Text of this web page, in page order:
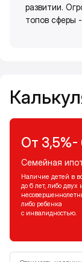
развитии.
топов сферы
От 3,5%-
Семейная
Наличие детей в
до 6 лет, либо двух
либо ребенка
с инвалидностью.